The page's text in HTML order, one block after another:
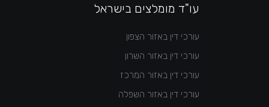
עו"ד מומלצים בישראל
עורכי דין באזור הצפון
עורכי דין באזור השרון
עורכי דין באזור המרכז
עורכי דין באזור השפלה